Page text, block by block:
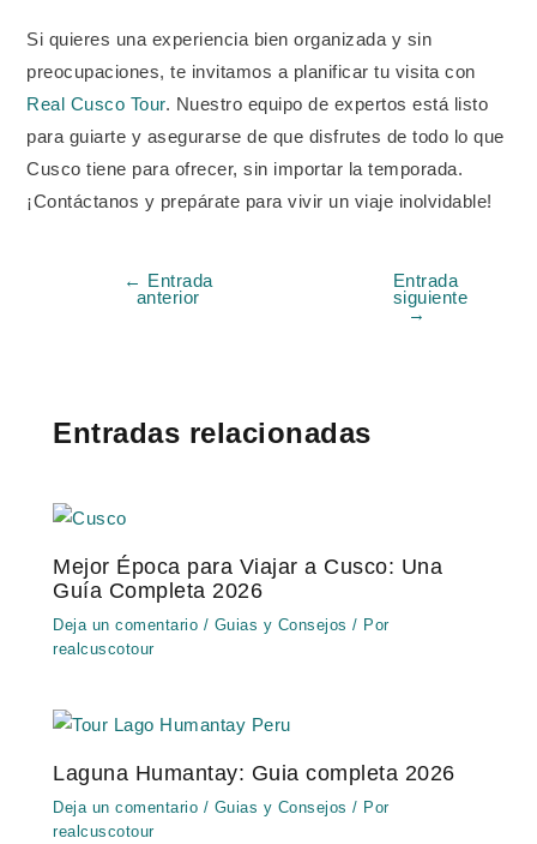
Si quieres una experiencia bien organizada y sin
preocupaciones, te invitamos a planificar tu visita con
Real Cusco Tour. Nuestro equipo de expertos está listo
para guiarte y asegurarse de que disfrutes de todo lo que
Cusco tiene para ofrecer, sin importar la temporada.
¡Contáctanos y prepárate para vivir un viaje inolvidable!
←
Entrada
anterior
Entrada
siguiente
→
Entradas relacionadas
Mejor Época para Viajar a Cusco: Una
Guía Completa 2026
Deja un comentario / Guias y Consejos / Por
realcuscotour
Laguna Humantay: Guia completa 2026
Deja un comentario / Guias y Consejos / Por
realcuscotour